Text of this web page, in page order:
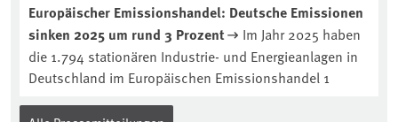
Europäischer Emissionshandel: Deutsche Emissionen
sinken 2025 um rund 3 Prozent
Im Jahr 2025 haben
die 1.794 stationären Industrie- und Energieanlagen in
Deutschland im Europäischen Emissionshandel 1